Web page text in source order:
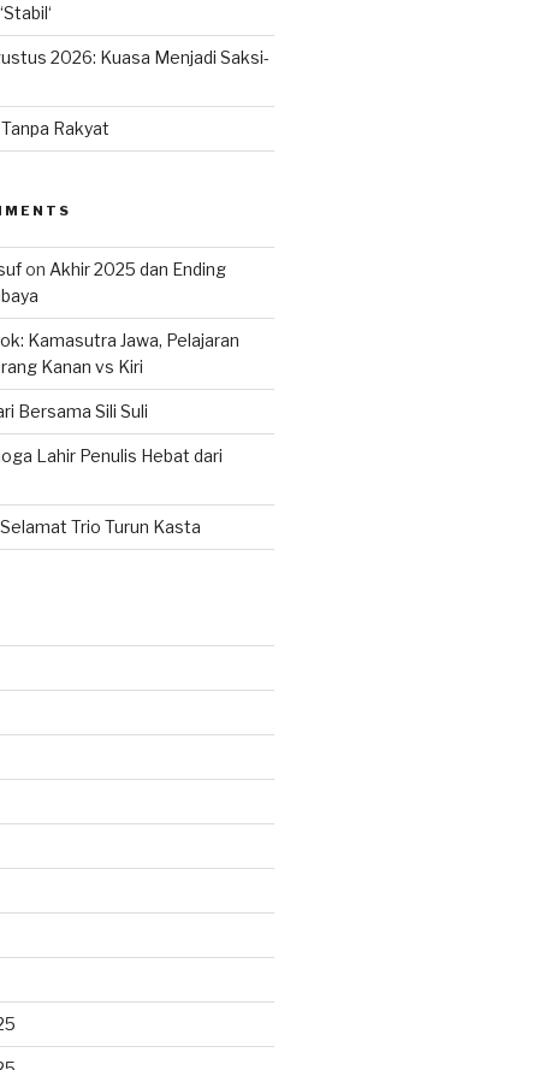
2026: Kuasa Menjadi Saksi-
Rakyat
on Akhir 2025 dan Ending
Kamasutra Jawa, Pelajaran
Kanan vs Kiri
Bersama Sili Suli
Lahir Penulis Hebat dari
Selamat Trio Turun Kasta